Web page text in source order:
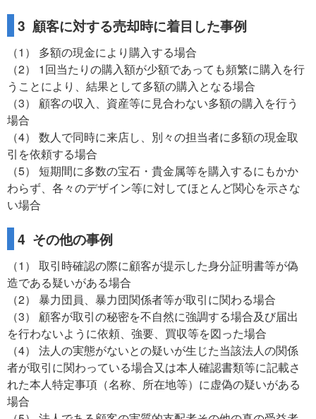
3 顧客に対する売却時に着目した事例
（1） 多額の現金により購入する場合
（2） 1回当たりの購入額が少額であっても頻繁に購入を行
うことにより、結果として多額の購入となる場合
（3） 顧客の収入、資産等に見合わない多額の購入を行う
場合
（4） 数人で同時に来店し、別々の担当者に多額の現金取
引を依頼する場合
（5） 短期間に多数の宝石・貴金属等を購入するにもかか
わらず、各々のデザイン等に対してほとんど関心を示さな
い場合
4 その他の事例
（1） 取引時確認の際に顧客が提示した身分証明書等が偽
造である疑いがある場合
（2） 暴力団員、暴力団関係者等が取引に関わる場合
（3） 顧客が取引の秘密を不自然に強調する場合及び届出
を行わないように依頼、強要、買収等を図った場合
（4） 法人の実態がないとの疑いが生じた当該法人の関係
者が取引に関わっている場合又は本人確認書類等に記載さ
れた本人特定事項（名称、所在地等）に虚偽の疑いがある
場合